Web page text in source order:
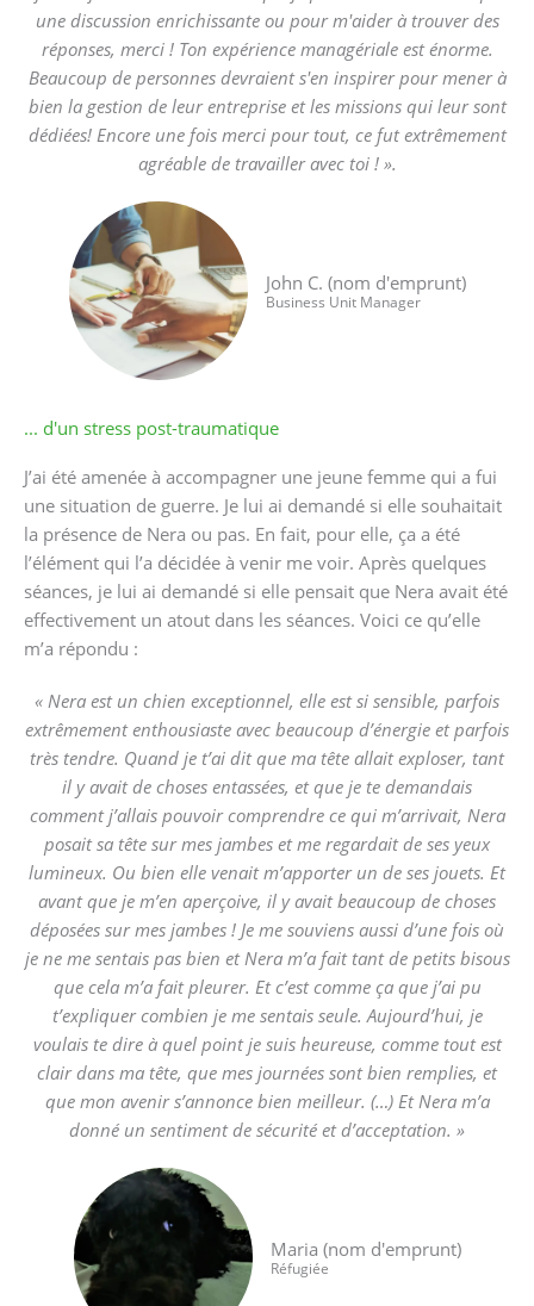
une discussion enrichissante ou pour m'aider à trouver des
réponses, merci ! Ton expérience managériale est énorme.
Beaucoup de personnes devraient s'en inspirer pour mener à
bien la gestion de leur entreprise et les missions qui leur sont
dédiées! Encore une fois merci pour tout, ce fut extrêmement
agréable de travailler avec toi ! ».
John C. (nom d'emprunt)
Business Unit Manager
... d'un stress post-traumatique
J’ai été amenée à accompagner une jeune femme qui a fui
une situation de guerre. Je lui ai demandé si elle souhaitait
la présence de Nera ou pas. En fait, pour elle, ça a été
l’élément qui l’a décidée à venir me voir. Après quelques
séances, je lui ai demandé si elle pensait que Nera avait été
effectivement un atout dans les séances. Voici ce qu’elle
m’a répondu :
« Nera est un chien exceptionnel, elle est si sensible, parfois
extrêmement enthousiaste avec beaucoup d’énergie et parfois
très tendre. Quand je t’ai dit que ma tête allait exploser, tant
il y avait de choses entassées, et que je te demandais
comment j’allais pouvoir comprendre ce qui m’arrivait, Nera
posait sa tête sur mes jambes et me regardait de ses yeux
lumineux. Ou bien elle venait m’apporter un de ses jouets. Et
avant que je m’en aperçoive, il y avait beaucoup de choses
déposées sur mes jambes ! Je me souviens aussi d’une fois où
je ne me sentais pas bien et Nera m’a fait tant de petits bisous
que cela m’a fait pleurer. Et c’est comme ça que j’ai pu
t’expliquer combien je me sentais seule. Aujourd’hui, je
voulais te dire à quel point je suis heureuse, comme tout est
clair dans ma tête, que mes journées sont bien remplies, et
que mon avenir s’annonce bien meilleur. (…) Et Nera m’a
donné un sentiment de sécurité et d’acceptation. »
Maria (nom d'emprunt)
Réfugiée